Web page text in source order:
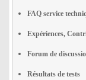
FAQ service
Expériences,
Forum de
Résultats de tests